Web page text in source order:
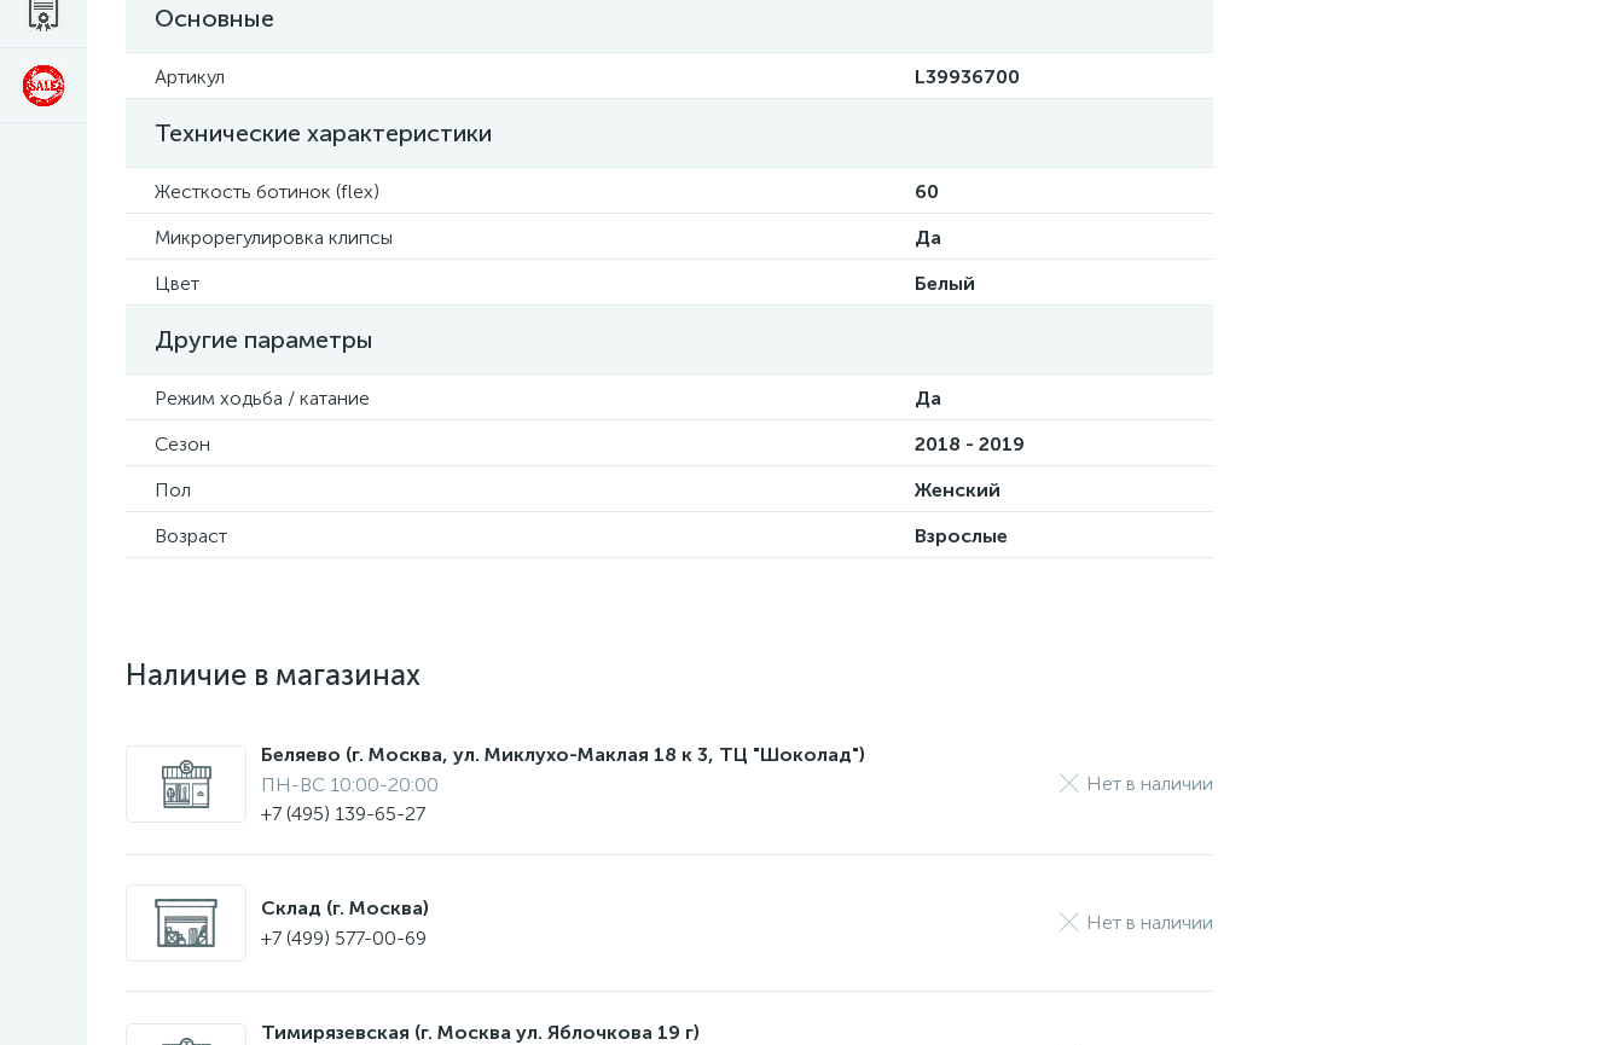
Основные
Артикул L39936700
Технические характеристики
Жесткость ботинок (flex)
60
Микрорегулировка клипсы
Да
Цвет
Белый
Другие параметры
Режим ходьба / катание
Да
Сезон
2018 - 2019
Пол
Женский
Возраст
Взрослые
Наличие в магазинах
Беляево (г. Москва, ул. Миклухо-Маклая 18 к 3, ТЦ "Шоколад")
ПН-ВС 10:00-20:00
+7 (495) 139-65-27
Нет в наличии
Склад (г. Москва)
+7 (499) 577-00-69
Нет в наличии
Тимирязевская (г. Москва ул. Яблочкова 19 г)